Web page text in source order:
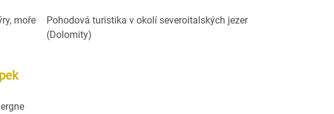
moře
Pohodová turistika v okolí severoitalských jezer
(Dolomity)